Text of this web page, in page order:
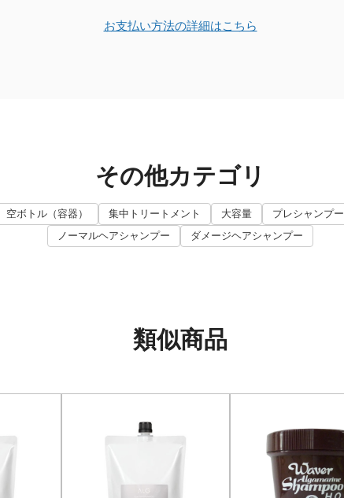
お支払い方法の詳細はこちら
その他カテゴリ
空ボトル（容器） 集中トリートメント 大容量 プレシャンプー
ノーマルヘアシャンプー
ダメージヘアシャンプー
類似商品